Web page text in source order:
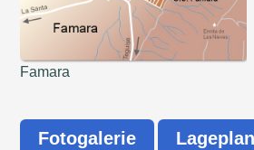
Famara
Fotogalerie Lageplan